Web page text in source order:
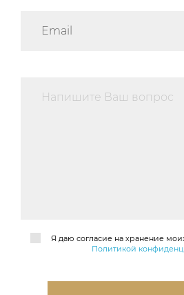
Я даю согласие на хранение
Политикой